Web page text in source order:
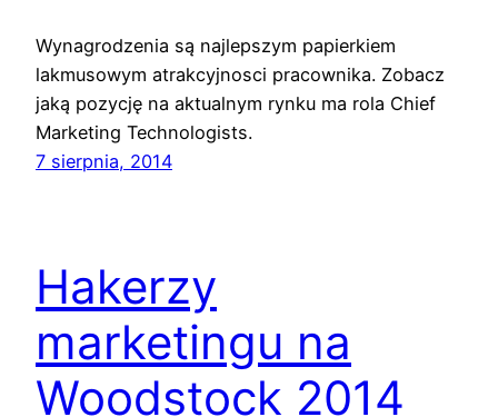
Wynagrodzenia są najlepszym papierkiem
lakmusowym atrakcyjnosci pracownika. Zobacz
jaką pozycję na aktualnym rynku ma rola Chief
Marketing Technologists.
7 sierpnia, 2014
Hakerzy
marketingu na
Woodstock 2014